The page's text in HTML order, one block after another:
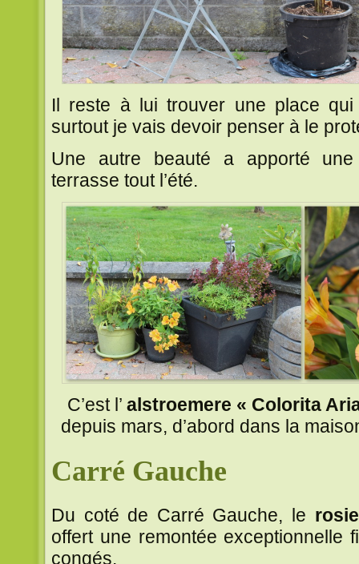
Il reste à lui trouver une place
surtout je vais devoir penser à le
Une autre beauté a apporté
terrasse tout l’été.
C’est l’ alstroemere « Colorita
depuis mars, d’abord dans la
Carré Gauche
Du coté de Carré Gauche, le
offert une remontée exceptionnelle
congés.